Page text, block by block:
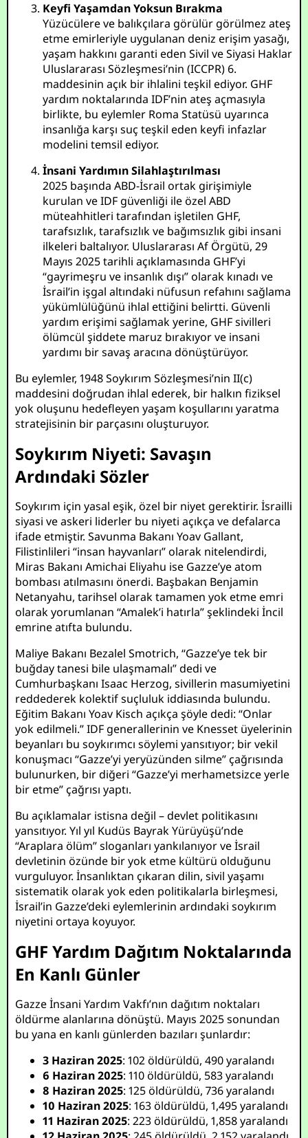
Keyfi Yaşamdan Yoksun Bırakma
Yüzücülere ve balıkçılara görülür görülmez ateş
etme emirleriyle uygulanan deniz erişim yasağı,
yaşam hakkını garanti eden Sivil ve Siyasi Haklar
Uluslararası Sözleşmesi’nin (ICCPR) 6.
maddesinin açık bir ihlalini teşkil ediyor. GHF
yardım noktalarında IDF’nin ateş açmasıyla
birlikte, bu eylemler Roma Statüsü uyarınca
insanlığa karşı suç teşkil eden keyfi infazlar
modelini temsil ediyor.
İnsani Yardımın Silahlaştırılması
2025 başında ABD-İsrail ortak girişimiyle
kurulan ve IDF güvenliği ile özel ABD
müteahhitleri tarafından işletilen GHF,
tarafsızlık, tarafsızlık ve bağımsızlık gibi insani
ilkeleri baltalıyor. Uluslararası Af Örgütü, 29
Mayıs 2025 tarihli açıklamasında GHF’yi
“gayrimeşru ve insanlık dışı” olarak kınadı ve
İsrail’in işgal altındaki nüfusun refahını sağlama
yükümlülüğünü ihlal ettiğini belirtti. Güvenli
yardım erişimi sağlamak yerine, GHF sivilleri
ölümcül şiddete maruz bırakıyor ve insani
yardımı bir savaş aracına dönüştürüyor.
Bu eylemler, 1948 Soykırım Sözleşmesi’nin II(c)
maddesini doğrudan ihlal ederek, bir halkın fiziksel
yok oluşunu hedefleyen yaşam koşullarını yaratma
stratejisinin bir parçasını oluşturuyor.
Soykırım Niyeti: Savaşın
Ardındaki Sözler
Soykırım için yasal eşik, özel bir niyet gerektirir. İsrailli
siyasi ve askeri liderler bu niyeti açıkça ve defalarca
ifade etmiştir. Savunma Bakanı Yoav Gallant,
Filistinlileri “insan hayvanları” olarak nitelendirdi,
Miras Bakanı Amichai Eliyahu ise Gazze’ye atom
bombası atılmasını önerdi. Başbakan Benjamin
Netanyahu, tarihsel olarak tamamen yok etme emri
olarak yorumlanan “Amalek’i hatırla” şeklindeki İncil
emrine atıfta bulundu.
Maliye Bakanı Bezalel Smotrich, “Gazze’ye tek bir
buğday tanesi bile ulaşmamalı” dedi ve
Cumhurbaşkanı Isaac Herzog, sivillerin masumiyetini
reddederek kolektif suçluluk iddiasında bulundu.
Eğitim Bakanı Yoav Kisch açıkça şöyle dedi: “Onlar
yok edilmeli.” IDF generallerinin ve Knesset üyelerinin
beyanları bu soykırımcı söylemi yansıtıyor; bir vekil
konuşmacı “Gazze’yi yeryüzünden silme” çağrısında
bulunurken, bir diğeri “Gazze’yi merhametsizce yerle
bir etme” çağrısı yaptı.
Bu açıklamalar istisna değil – devlet politikasını
yansıtıyor. Yıl yıl Kudüs Bayrak Yürüyüşü’nde
“Araplara ölüm” sloganları yankılanıyor ve İsrail
devletinin özünde bir yok etme kültürü olduğunu
vurguluyor. İnsanlıktan çıkaran dilin, sivil yaşamı
sistematik olarak yok eden politikalarla birleşmesi,
İsrail’in Gazze’deki eylemlerinin ardındaki soykırım
niyetini ortaya koyuyor.
GHF Yardım Dağıtım Noktalarında
En Kanlı Günler
Gazze İnsani Yardım Vakfı’nın dağıtım noktaları
öldürme alanlarına dönüştü. Mayıs 2025 sonundan
bu yana en kanlı günlerden bazıları şunlardır:
3 Haziran 2025: 102 öldürüldü, 490 yaralandı
6 Haziran 2025: 110 öldürüldü, 583 yaralandı
8 Haziran 2025: 125 öldürüldü, 736 yaralandı
10 Haziran 2025: 163 öldürüldü, 1,495 yaralandı
11 Haziran 2025: 223 öldürüldü, 1,858 yaralandı